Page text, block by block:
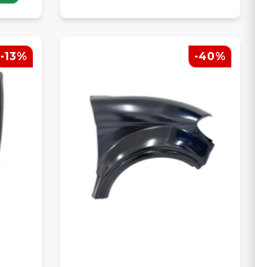
-13% -40%